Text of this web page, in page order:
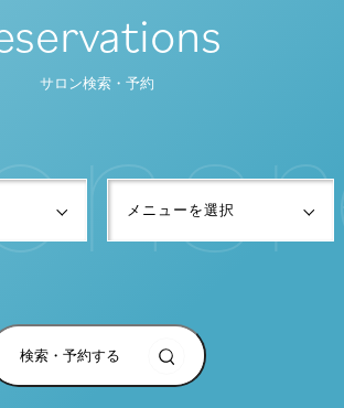
サロン検索・予約
検索・予約する
nsr